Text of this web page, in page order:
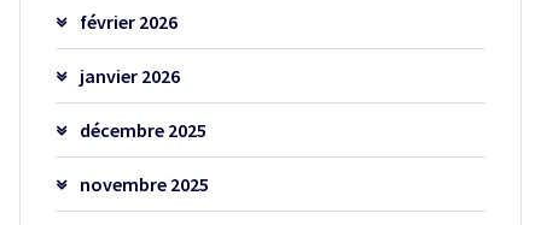
février 2026
janvier 2026
décembre 2025
novembre 2025